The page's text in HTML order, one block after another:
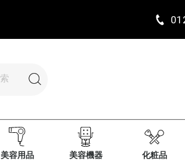
美容用品 美容機器 化粧品